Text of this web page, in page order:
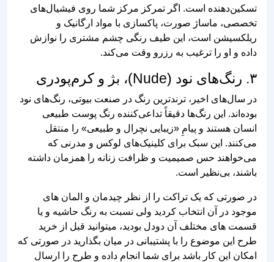
تسکین‌دهنده است. اگر تمرکز مرکز شما روی فیشیال‌های
تخصصی، ماساژ صورت، پاکسازی با مواد ارگانیک و
ریلکسیشن است، این طیف رنگی چشم مشتری را نوازش
داده و او را ترغیب به رزرو وقت می‌کند.
۳. رنگ‌های نود (Nude)، بژ و کرم‌پودری
در سال‌های اخیر، ترندترین رنگ در صنعت بیوتی، رنگ‌های نود
بوده‌اند. این رنگ‌ها دقیقاً تداعی‌کننده رنگ پوست طبیعی
انسان هستند و پیامِ «زیبایی نچرال و طبیعی» را منتقل
می‌کنند. این سبک برای کلینیک‌های لوکس و مدرنی که
می‌خواهند حس صمیمیت و ظرافت زنانه را همزمان داشته
باشند، بی‌نظیر است.
در صورتی که یک تراکت را از نظر چیدمان و المان های
موجود در آن انتخاب کردید ولی نسبت به رنگ حاشیه و یا
قسمت های مختلف آن دودل بودید، میتوانید قبل از خرید
طرح این موضوع را با پشتیبانی در میان بگذارید در صورتی که
امکان این کار باشد برای شما انجام داده و طرح را ارسال